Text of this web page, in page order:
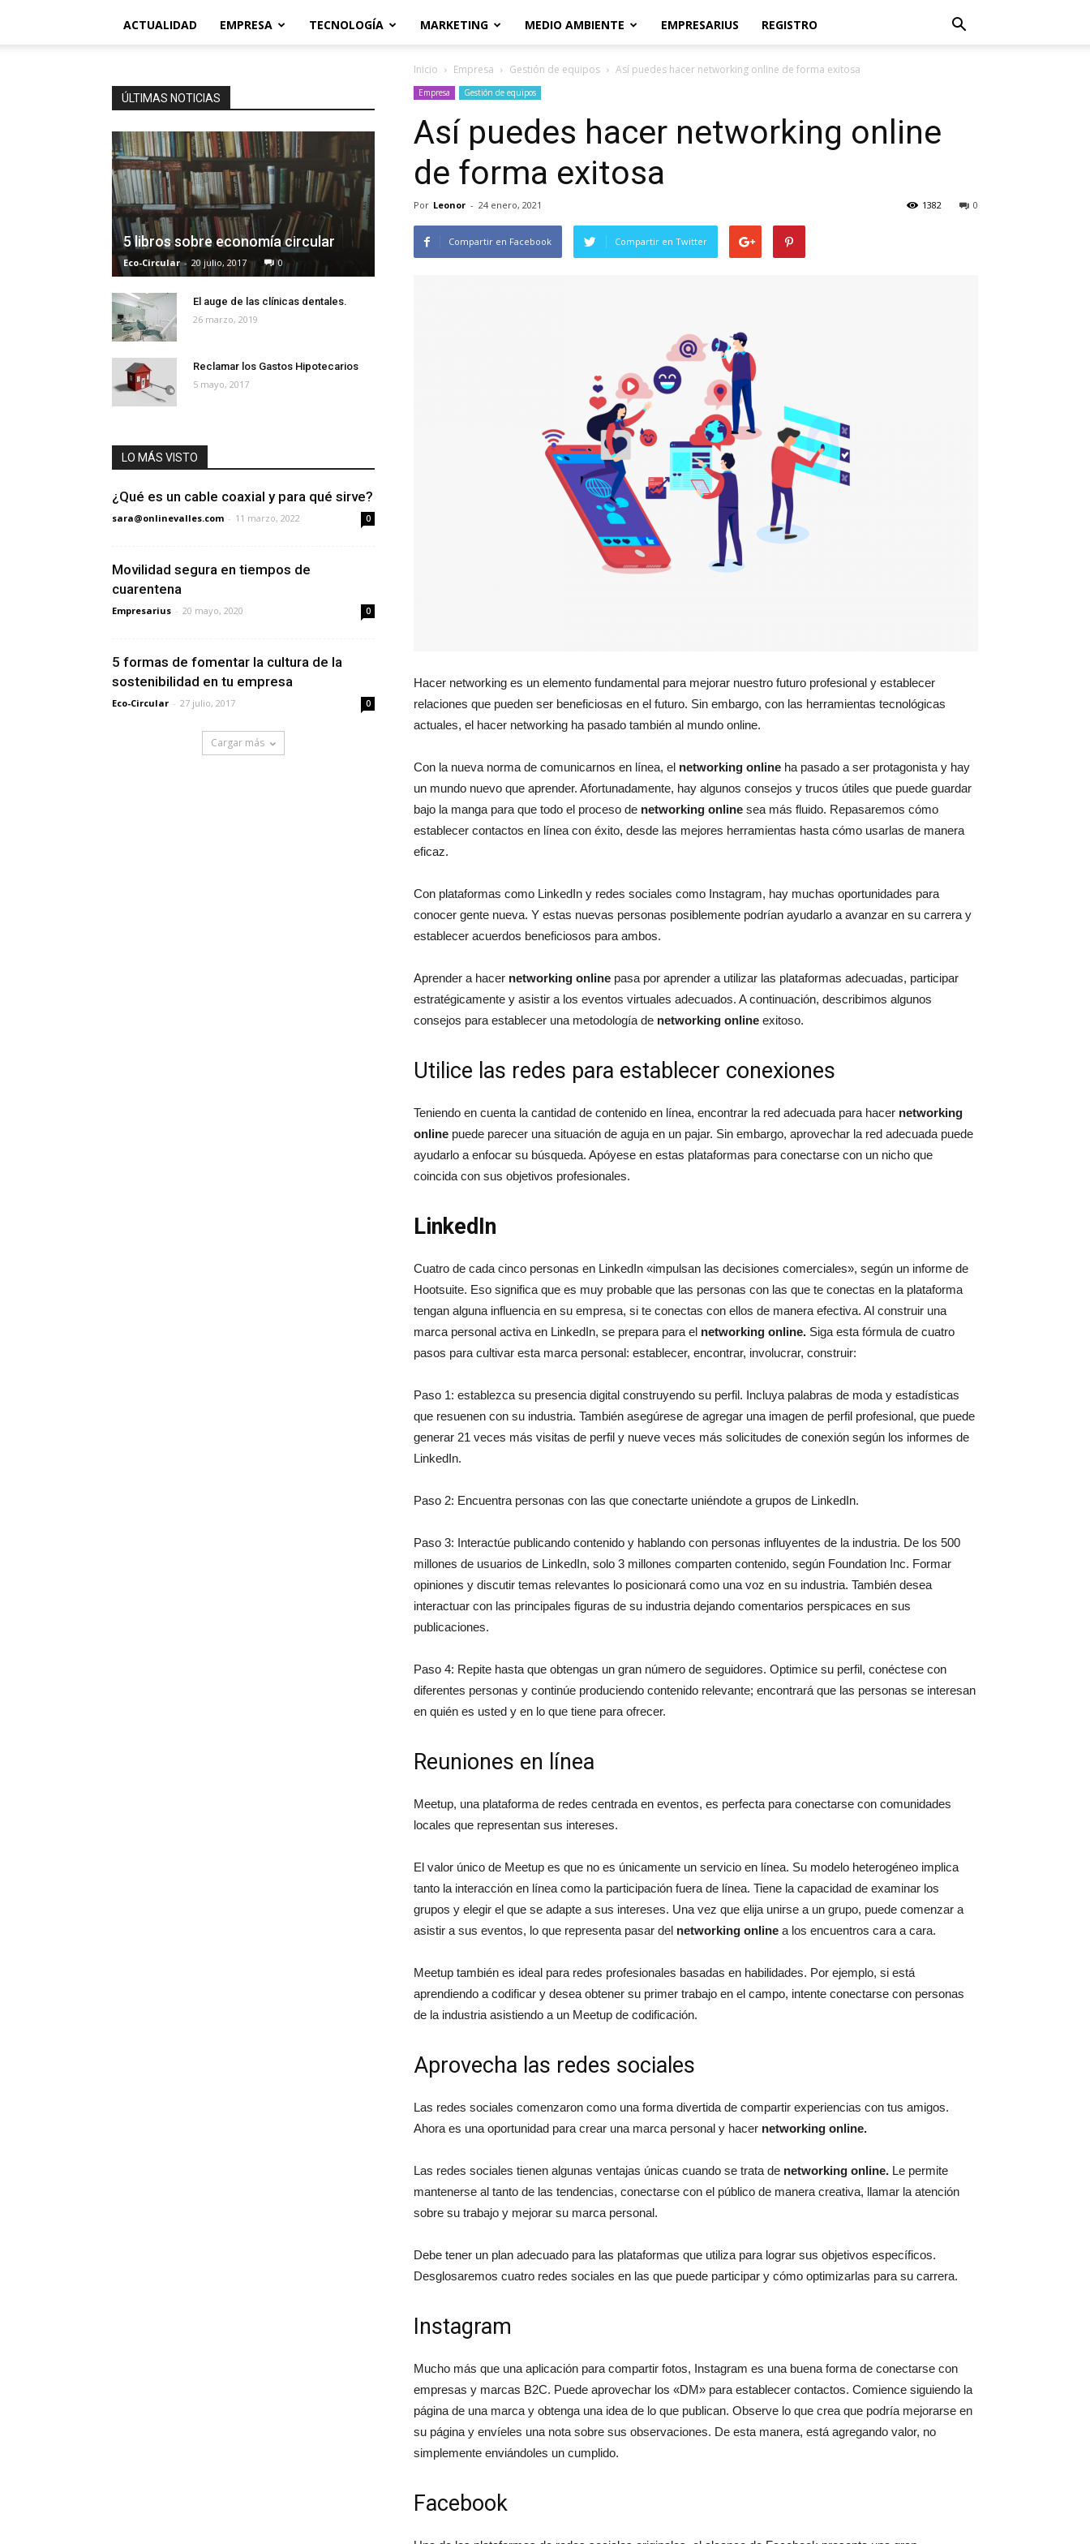
ACTUALIDAD EMPRESA TECNOLOGÍA MARKETING MEDIO AMBIENTE EMPRESARIUS REGISTRO
Inicio Empresa Gestión de equipos Así puedes hacer networking online de forma exitosa
Empresa Gestión de equipos
Así puedes hacer networking online
de forma exitosa
Por Leonor - 24 enero, 2021 0
1382
Compartir en Facebook Compartir en Twitter
Hacer networking es un elemento fundamental para mejorar nuestro futuro profesional y establecer
relaciones que pueden ser beneficiosas en el futuro. Sin embargo, con las herramientas tecnológicas
actuales, el hacer networking ha pasado también al mundo online.
Con la nueva norma de comunicarnos en línea, el networking online ha pasado a ser protagonista y hay
un mundo nuevo que aprender. Afortunadamente, hay algunos consejos y trucos útiles que puede guardar
bajo la manga para que todo el proceso de networking online sea más fluido. Repasaremos cómo
establecer contactos en línea con éxito, desde las mejores herramientas hasta cómo usarlas de manera
eficaz.
Con plataformas como LinkedIn y redes sociales como Instagram, hay muchas oportunidades para
conocer gente nueva. Y estas nuevas personas posiblemente podrían ayudarlo a avanzar en su carrera y
establecer acuerdos beneficiosos para ambos.
Aprender a hacer networking online pasa por aprender a utilizar las plataformas adecuadas, participar
estratégicamente y asistir a los eventos virtuales adecuados. A continuación, describimos algunos
consejos para establecer una metodología de networking online exitoso.
Utilice las redes para establecer conexiones
Teniendo en cuenta la cantidad de contenido en línea, encontrar la red adecuada para hacer networking
online puede parecer una situación de aguja en un pajar. Sin embargo, aprovechar la red adecuada puede
ayudarlo a enfocar su búsqueda. Apóyese en estas plataformas para conectarse con un nicho que
coincida con sus objetivos profesionales.
LinkedIn
Cuatro de cada cinco personas en LinkedIn «impulsan las decisiones comerciales», según un informe de
Hootsuite. Eso significa que es muy probable que las personas con las que te conectas en la plataforma
tengan alguna influencia en su empresa, si te conectas con ellos de manera efectiva. Al construir una
marca personal activa en LinkedIn, se prepara para el networking online. Siga esta fórmula de cuatro
pasos para cultivar esta marca personal: establecer, encontrar, involucrar, construir:
Paso 1: establezca su presencia digital construyendo su perfil. Incluya palabras de moda y estadísticas
que resuenen con su industria. También asegúrese de agregar una imagen de perfil profesional, que puede
generar 21 veces más visitas de perfil y nueve veces más solicitudes de conexión según los informes de
LinkedIn.
Paso 2: Encuentra personas con las que conectarte uniéndote a grupos de LinkedIn.
Paso 3: Interactúe publicando contenido y hablando con personas influyentes de la industria. De los 500
millones de usuarios de LinkedIn, solo 3 millones comparten contenido, según Foundation Inc. Formar
opiniones y discutir temas relevantes lo posicionará como una voz en su industria. También desea
interactuar con las principales figuras de su industria dejando comentarios perspicaces en sus
publicaciones.
Paso 4: Repite hasta que obtengas un gran número de seguidores. Optimice su perfil, conéctese con
diferentes personas y continúe produciendo contenido relevante; encontrará que las personas se interesan
en quién es usted y en lo que tiene para ofrecer.
Reuniones en línea
Meetup, una plataforma de redes centrada en eventos, es perfecta para conectarse con comunidades
locales que representan sus intereses.
El valor único de Meetup es que no es únicamente un servicio en línea. Su modelo heterogéneo implica
tanto la interacción en línea como la participación fuera de línea. Tiene la capacidad de examinar los
grupos y elegir el que se adapte a sus intereses. Una vez que elija unirse a un grupo, puede comenzar a
asistir a sus eventos, lo que representa pasar del networking online a los encuentros cara a cara.
Meetup también es ideal para redes profesionales basadas en habilidades. Por ejemplo, si está
aprendiendo a codificar y desea obtener su primer trabajo en el campo, intente conectarse con personas
de la industria asistiendo a un Meetup de codificación.
Aprovecha las redes sociales
Las redes sociales comenzaron como una forma divertida de compartir experiencias con tus amigos.
Ahora es una oportunidad para crear una marca personal y hacer networking online.
Las redes sociales tienen algunas ventajas únicas cuando se trata de networking online. Le permite
mantenerse al tanto de las tendencias, conectarse con el público de manera creativa, llamar la atención
sobre su trabajo y mejorar su marca personal.
Debe tener un plan adecuado para las plataformas que utiliza para lograr sus objetivos específicos.
Desglosaremos cuatro redes sociales en las que puede participar y cómo optimizarlas para su carrera.
Instagram
Mucho más que una aplicación para compartir fotos, Instagram es una buena forma de conectarse con
empresas y marcas B2C. Puede aprovechar los «DM» para establecer contactos. Comience siguiendo la
página de una marca y obtenga una idea de lo que publican. Observe lo que crea que podría mejorarse en
su página y envíeles una nota sobre sus observaciones. De esta manera, está agregando valor, no
simplemente enviándoles un cumplido.
Facebook
ÚLTIMAS NOTICIAS
5 libros sobre economía circular
Eco-Circular - 20 julio, 2017 0
El auge de las clínicas dentales.
26 marzo, 2019
Reclamar los Gastos Hipotecarios
5 mayo, 2017
LO MÁS VISTO
¿Qué es un cable coaxial y para qué sirve?
sara@onlinevalles.com - 11 marzo, 2022 0
Movilidad segura en tiempos de
cuarentena
Empresarius - 20 mayo, 2020 0
5 formas de fomentar la cultura de la
sostenibilidad en tu empresa
Eco-Circular - 27 julio, 2017 0
Cargar más